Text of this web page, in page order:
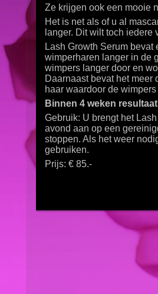
Ze krijgen ook een mooie
Het is net als of u al
langer. Dit wilt toch iedere
Lash Growth Serum
wimperharen langer in de
wimpers langer door en
Daarnaast bevat het meer
haar waardoor de
Binnen 4 weken resultaat
Gebruik: U brengt het
avond aan op een
stoppen. Als het weer
gebruiken.
Prijs: € 85.-